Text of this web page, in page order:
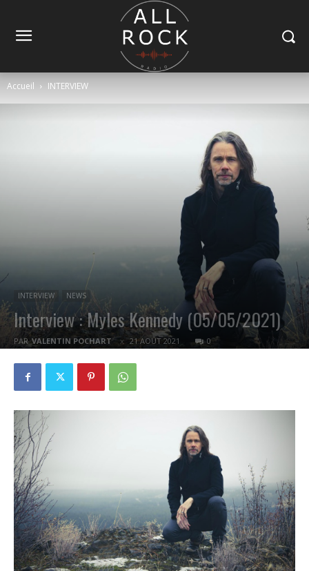
Accueil INTERVIEW
INTERVIEW NEWS
Interview : Myles Kennedy (05/05/2021)
PAR VALENTIN POCHART 21 AOÛT 2021 0